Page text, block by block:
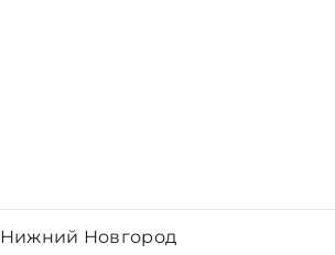
Нижний Новгород